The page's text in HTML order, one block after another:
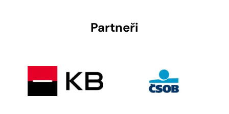
Partneři